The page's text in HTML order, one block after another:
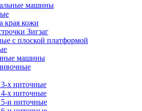
машины
края кожи
Зигзаг
с плоской платформой
машины
х ниточные
х ниточные
и ниточные